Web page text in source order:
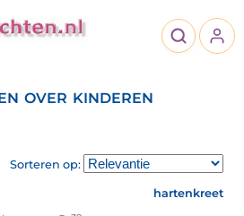
over kinderen
Sorteren op:
hartenkreet